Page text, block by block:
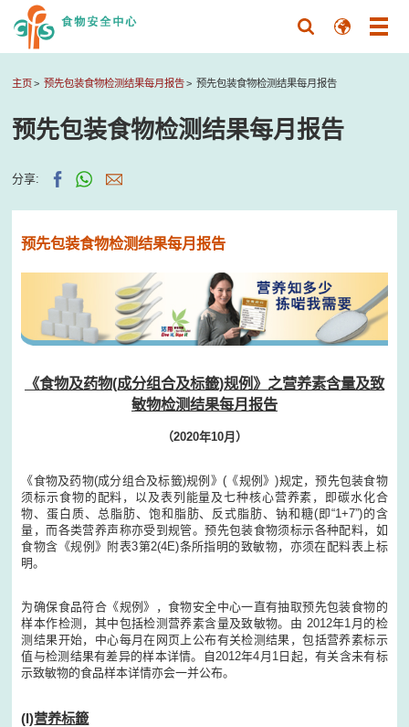
主页 预先包装食物检测结果每月报告 预先包装食物检测结果每月报告
预先包装食物检测结果每月报告
分享:
预先包装食物检测结果每月报告
《食物及药物(成分组合及标籤)规例》之营养素含量及致
敏物检测结果每月报告
（2020年10月）
《食物及药物(成分组合及标籤)规例》(《规例》)规定，预先包装食物
须标示食物的配料，以及表列能量及七种核心营养素，即碳水化合
物、蛋白质、总脂肪、饱和脂肪、反式脂肪、钠和糖(即“1+7”)的含
量，而各类营养声称亦受到规管。预先包装食物须标示各种配料，如
食物含《规例》附表3第2(4E)条所指明的致敏物，亦须在配料表上标
明。
为确保食品符合《规例》，食物安全中心一直有抽取预先包装食物的
样本作检测，其中包括检测营养素含量及致敏物。由 2012年1月的检
测结果开始，中心每月在网页上公布有关检测结果，包括营养素标示
值与检测结果有差异的样本详情。自2012年4月1日起，有关含未有标
示致敏物的食品样本详情亦会一并公布。
(I)营养标籤